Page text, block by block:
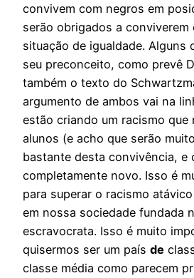
convivem com negros em
serão obrigados a conviverem
situação de igualdade. Alguns
seu preconceito, como prevê
também o texto do
argumento de ambos vai na
estão criando um racismo que
alunos (e acho que serão
bastante desta convivência, e
completamente novo. Isso é
para superar o racismo
em nossa sociedade fundada
escravocrata. Isso é muito
quisermos ser um país de
classe média como parecem